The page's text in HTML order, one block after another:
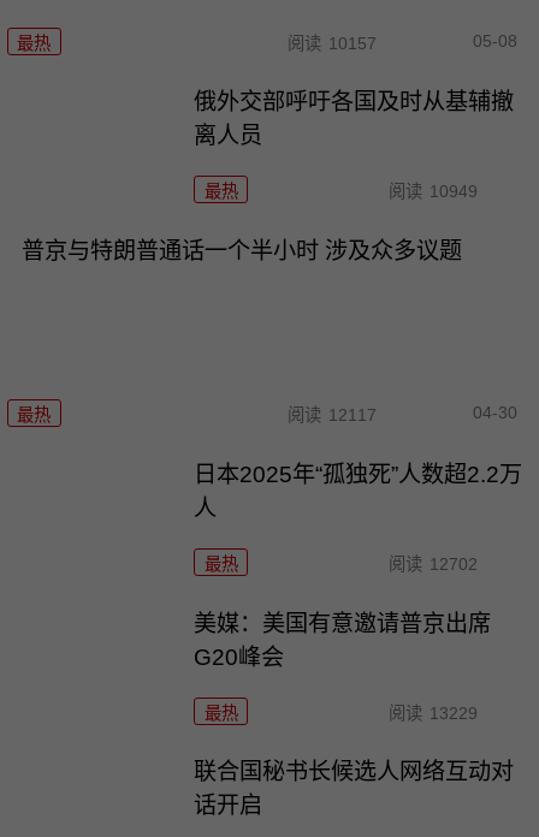
最热 阅读 10157 05-08
俄外交部呼吁各国及时从基辅撤
离人员
最热 阅读 10949
普京与特朗普通话一个半小时 涉及众多议题
最热 阅读 12117 04-30
日本2025年“孤独死”人数超2.2万
人
最热 阅读 12702
美媒：美国有意邀请普京出席
G20峰会
最热 阅读 13229
联合国秘书长候选人网络互动对
话开启